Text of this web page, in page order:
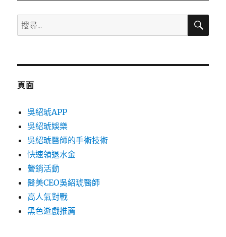
搜
尋
鍵
搜
頁面
吳紹琥APP
吳紹琥娛樂
吳紹琥醫師的手術技術
快速領退水金
營銷活動
醫美CEO吳紹琥醫師
高人氣對戰
黑色遊戲推薦